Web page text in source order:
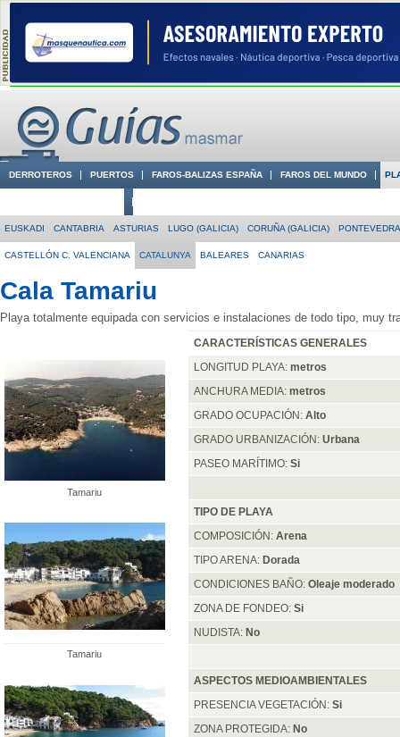
DERROTEROS PUERTOS FAROS-BALIZAS ESPAÑA FAROS DEL MUNDO
EUSKADI CANTABRIA ASTURIAS LUGO (GALICIA) CORUÑA (GALICIA)
CASTELLÓN C. VALENCIANA CATALUNYA BALEARES CANARIAS
Cala Tamariu
Playa totalmente equipada con servicios e instalaciones de todo tipo, muy
CARACTERÍSTICAS GENERALES
LONGITUD PLAYA:metros
ANCHURA MEDIA:metros
GRADO OCUPACIÓN:Alto
GRADO URBANIZACIÓN:Urbana
PASEO MARÍTIMO:Si
TIPO DE PLAYA
COMPOSICIÓN:Arena
TIPO ARENA: Dorada
CONDICIONES BAÑO:Oleaje moderado
ZONA DE FONDEO:Si
NUDISTA: No
ASPECTOS MEDIOAMBIENTALES
PRESENCIA VEGETACIÓN:Si
ZONA PROTEGIDA: No
Tamariu
Tamariu